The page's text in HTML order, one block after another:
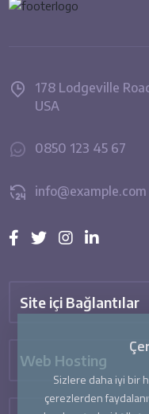
178 Lodgeville
USA
0850 123 45 67
info@example.com
Site içi Bağlantılar
Web Hosting
Sizlere daha iyi bir
çerezlerden